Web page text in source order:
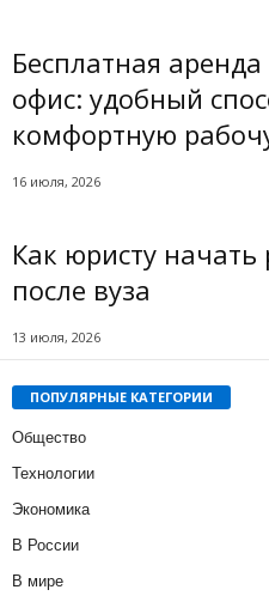
Бесплатная
офис: удобный
комфортную
16 июля, 2026
Как юристу начать
после вуза
13 июля, 2026
ПОПУЛЯРНЫЕ КАТЕГОРИИ
Общество
Технологии
Экономика
В России
В мире